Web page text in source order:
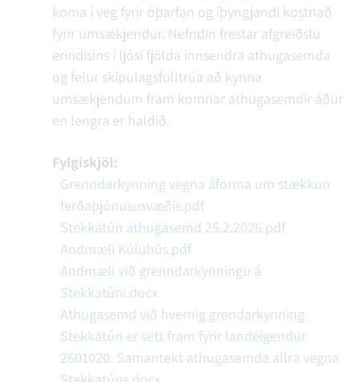
koma í veg fyrir óþarfan og íþyngjandi kostnað
fyrir umsækjendur. Nefndin frestar afgreiðslu
erindisins í ljósi fjölda innsendra athugasemda
og felur skipulagsfulltrúa að kynna
umsækjendum fram komnar athugasemdir áður
en lengra er haldið.
Fylgiskjöl:
Grenndarkynning vegna áforma um stækkun
ferðaþjónususvæðis.pdf
Stekkatún athugasemd 25.2.2026.pdf
Andmæli Kúluhús.pdf
Andmæli við grenndarkynningu á
Stekkatúni.docx
Athugasemd við hvernig grendarkynning
Stekkatún er sett fram fyrir landeigendur
2601020. Samantekt athugasemda allra vegna